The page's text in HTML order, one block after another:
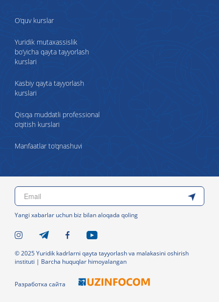
O‘quv kurslar
Yuridik mutaxassislik
bo‘yicha qayta tayyorlash
kurslari
Kasbiy qayta tayyorlash
kurslari
Qisqa muddatli professional
o‘qitish kurslari
Manfaatlar to‘qnashuvi
Yangi xabarlar uchun biz bilan aloqada qoling
© 2025 Yuridik kadrlarni qayta tayyorlash va malakasini oshirish
instituti | Barcha huquqlar himoyalangan
Разработка сайта